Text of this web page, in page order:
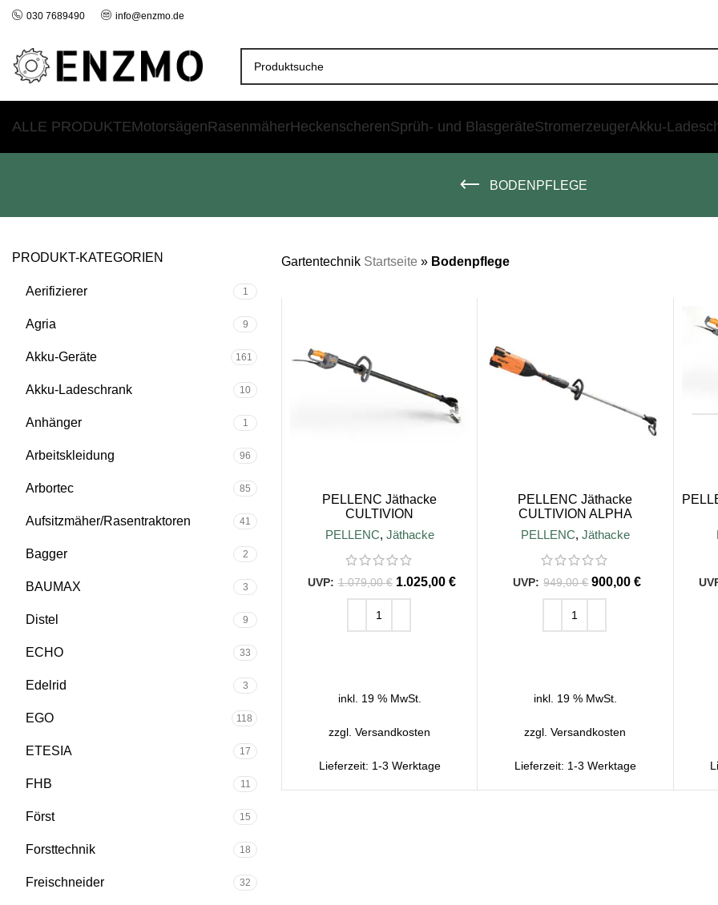
030 7689490 info@enzmo.de
ALLE PRODUKTEMotorsägenRasenmäherHeckenscherenSprüh- und BlasgeräteStromerzeugerAkku-
BODENPFLEGE
PRODUKT-KATEGORIEN
Aerifizierer 1
Agria 9
Akku-Geräte 161
Akku-Ladeschrank 10
Anhänger 1
Arbeitskleidung 96
Arbortec 85
Aufsitzmäher/Rasentraktoren 41
Bagger 2
BAUMAX 3
Distel 9
ECHO 33
Edelrid 3
EGO 118
ETESIA 17
FHB 11
Först 15
Forsttechnik 18
Freischneider 32
Gartentechnik Startseite » Bodenpflege
PELLENC Jäthacke
CULTIVION
PELLENC, Jäthacke
1.079,00€ 1.025,00 €
inkl. 19 % MwSt.
zzgl.Versandkosten
Lieferzeit: 1-3 Werktage
PELLENC Jäthacke
CULTIVION ALPHA
PELLENC, Jäthacke
949,00€ 900,00€
inkl. 19 % MwSt.
zzgl.Versandkosten
Lieferzeit: 1-3 Werktage
SALE